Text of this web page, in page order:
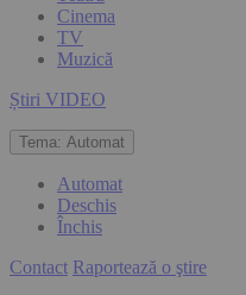
Cinema
TV
Muzică
Știri VIDEO
Tema: Automat
Automat
Deschis
Închis
Contact Raportează o ştire